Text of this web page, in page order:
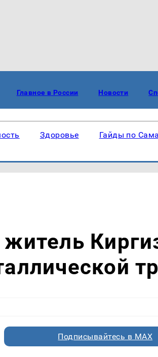
Главное в России Новости
Здоровье Гайды по
Подписывайтесь в MAX